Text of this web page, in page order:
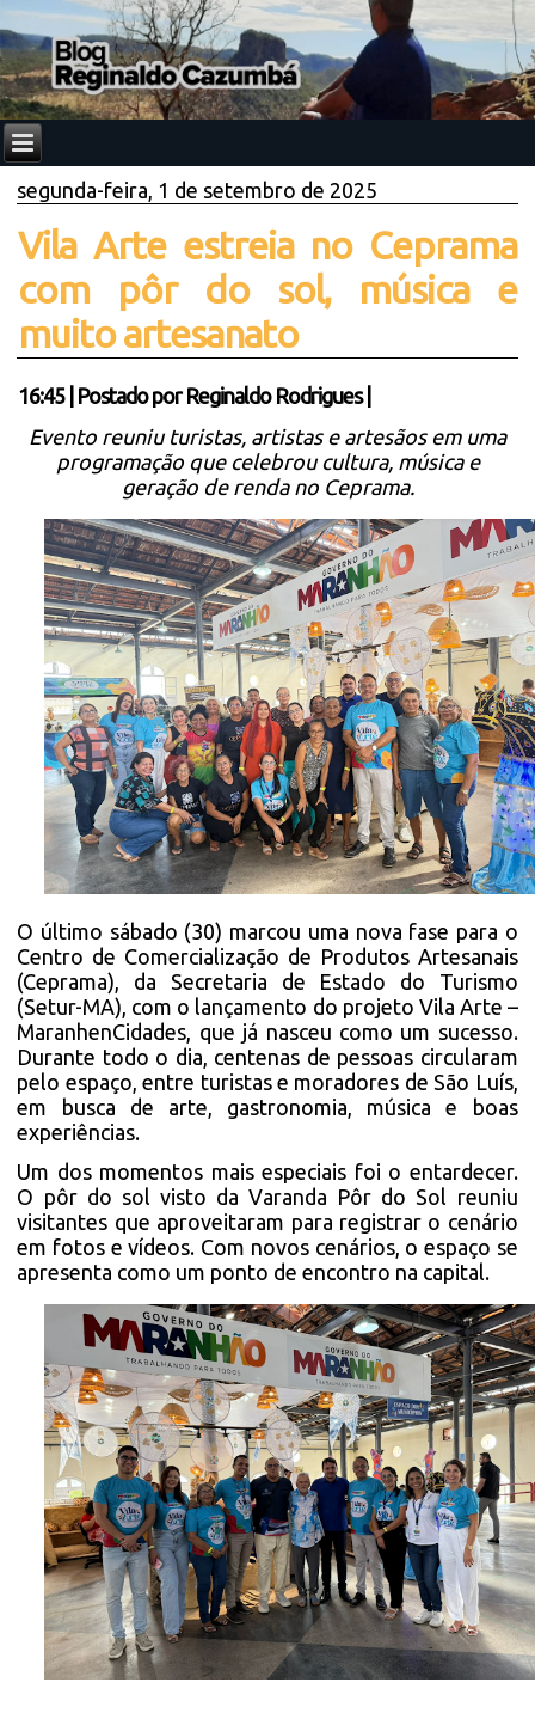
segunda-feira, 1 de setembro de 2025
Vila Arte estreia no Ceprama
com pôr do sol, música e
muito artesanato
16:45| Postado por Reginaldo Rodrigues
Evento reuniu turistas, artistas e artesãos em uma
programação que celebrou cultura, música e
geração de renda no Ceprama.
O último sábado (30) marcou uma nova fase para o
Centro de Comercialização de Produtos Artesanais
(Ceprama), da Secretaria de Estado do Turismo
(Setur-MA), com o lançamento do projeto Vila Arte –
MaranhenCidades, que já nasceu como um sucesso.
Durante todo o dia, centenas de pessoas circularam
pelo espaço, entre turistas e moradores de São Luís,
em busca de arte, gastronomia, música e boas
experiências.
Um dos momentos mais especiais foi o entardecer.
O pôr do sol visto da Varanda Pôr do Sol reuniu
visitantes que aproveitaram para registrar o cenário
em fotos e vídeos. Com novos cenários, o espaço se
apresenta como um ponto de encontro na capital.